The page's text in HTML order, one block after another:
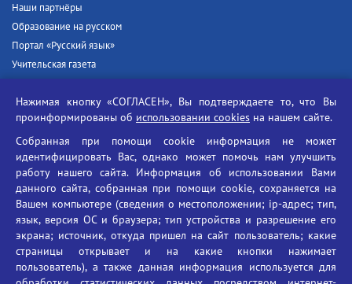
Наши партнёры
Образование на русском
Портал «Русский язык»
Учительская газета
Единый портал государственных услуг
Противодействие угрозам информационной безопасности
Социальные ролики - Генеральная прокуратура РФ
Противодействие коррупции
БГУ против наркотиков
Брянский государственный университет
имени академика И.Г. Петровского
Время работы: пн-пт 09:00-18:00
Нажимая кнопку «СОГЛАСЕН», Вы подтверждаете то, что Вы
проинформированы об использовании cookies на нашем сайте.
Собранная при помощи cookie информация не может
идентифицировать Вас, однако может помочь нам улучшить
работу нашего сайта. Информация об использовании Вами
данного сайта, собранная при помощи cookie, сохраняется на
Вашем компьютере (сведения о местоположении; ip-адрес; тип,
язык, версия ОС и браузера; тип устройства и разрешение его
экрана; источник, откуда пришел на сайт пользователь; какие
страницы открывает и на какие кнопки нажимает
пользователь), а также данная информация используется для